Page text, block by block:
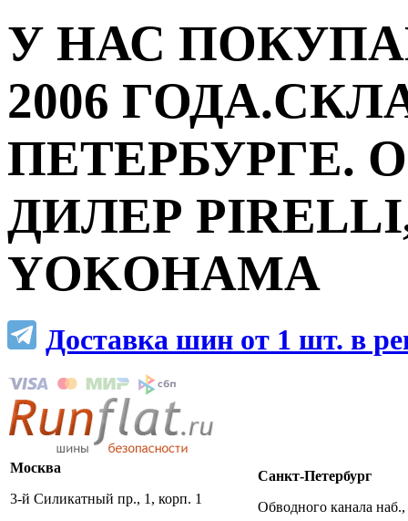
У НАС
2006
ПЕТЕРБУРГЕ.
ДИЛЕР
YOKOHAMA
Доставка шин от 1 шт. в
Москва
3-й Силикатный пр., 1, корп. 1
Санкт-Петербург
Обводного канала